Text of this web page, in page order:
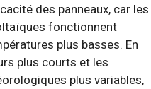
des panneaux, car les
fonctionnent
plus basses. En
plus courts et les
plus variables,